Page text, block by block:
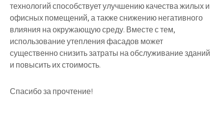
технологий способствует улучшению качества жилых и
офисных помещений, а также снижению негативного
влияния на окружающую среду. Вместе с тем,
использование утепления фасадов может
существенно снизить затраты на обслуживание зданий
и повысить их стоимость.
Спасибо за прочтение!